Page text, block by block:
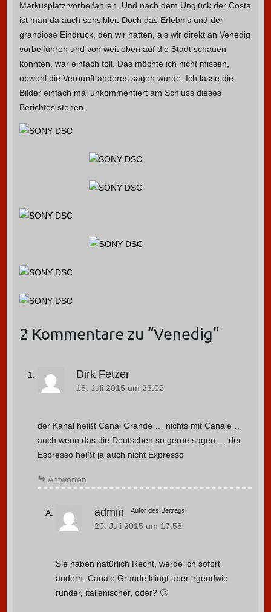
Markusplatz vorbeifahren. Und nach dem Unglück der Costa
ist man da auch sensibler. Doch das Erlebnis und der
grandiose Eindruck, den wir hatten, als wir direkt an Venedig
vorbeifuhren und von weit oben auf die Stadt schauen
konnten, war einfach toll. Das möchte ich nicht missen,
obwohl die Vernunft anderes sagen würde. Ich lasse die
Bilder einfach mal unkommentiert am Schluss dieses
Berichtes stehen.
2 Kommentare zu “Venedig”
Dirk Fetzer
18. Juli 2015 um 23:02
der Kanal heißt Canal Grande … nichts mit Canale …
auch wenn das die Deutschen so gerne sagen … der
Espresso heißt ja auch nicht Expresso
Antworten
admin Autor des Beitrags
20. Juli 2015 um 17:58
Sie haben natürlich Recht, werde ich sofort
ändern. Canale Grande klingt aber irgendwie
runder, italienischer, oder? 🙂